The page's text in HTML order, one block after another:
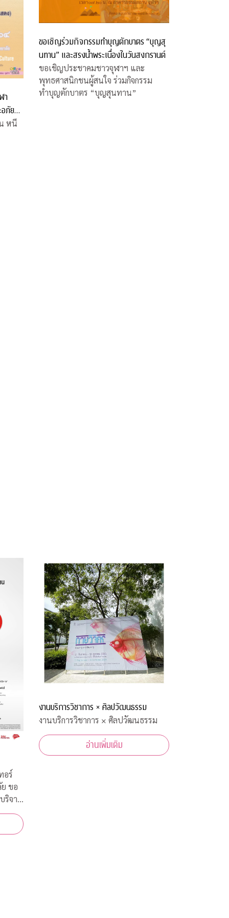
า
อภัย
หนี
ขอเชิญร่วมกิจกรรมทำบุญตักบาตร “บุญสุ
นทาน” และสรงน้ำพระเนื่องในวันสงกรานต์
ขอเชิญประชาคมชาวจุฬาฯ และ
พุทธศาสนิกชนผู้สนใจ ร่วมกิจกรรม
ทำบุญตักบาตร “บุญสุนทาน”
อร์
ขอ
ริจาค
การ
งานบริการวิชาการ × ศิลปวัฒนธรรม
งานบริการวิชาการ × ศิลปวัฒนธรรม
อ่านเพิ่มเติม